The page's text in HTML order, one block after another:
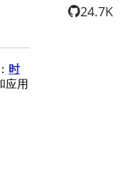
24.7K
时
应用